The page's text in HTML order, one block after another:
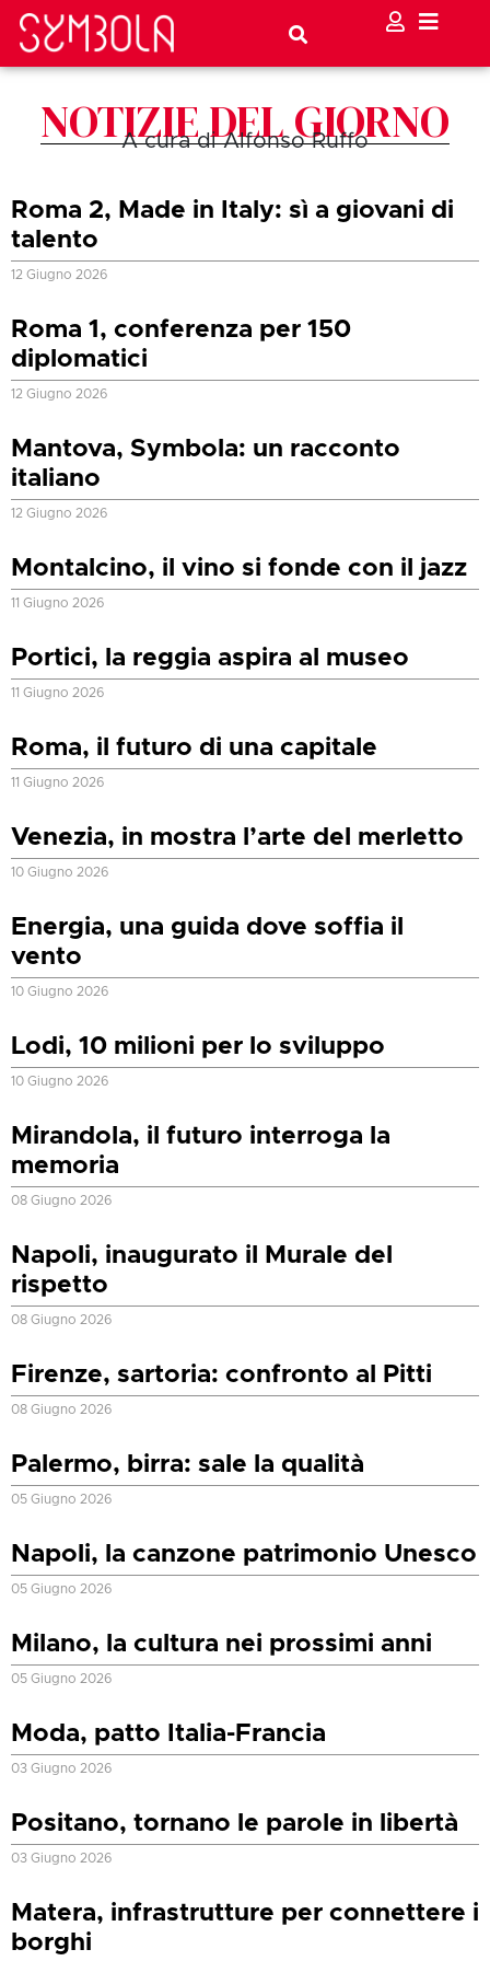
NOTIZIE DEL GIORNO
A cura di Alfonso Ruffo
Roma 2, Made in Italy: sì a giovani di
talento
12 Giugno 2026
Roma 1, conferenza per 150
diplomatici
12 Giugno 2026
Mantova, Symbola: un racconto
italiano
12 Giugno 2026
Montalcino, il vino si fonde con il jazz
11 Giugno 2026
Portici, la reggia aspira al museo
11 Giugno 2026
Roma, il futuro di una capitale
11 Giugno 2026
Venezia, in mostra l’arte del merletto
10 Giugno 2026
Energia, una guida dove soffia il
vento
10 Giugno 2026
Lodi, 10 milioni per lo sviluppo
10 Giugno 2026
Mirandola, il futuro interroga la
memoria
08 Giugno 2026
Napoli, inaugurato il Murale del
rispetto
08 Giugno 2026
Firenze, sartoria: confronto al Pitti
08 Giugno 2026
Palermo, birra: sale la qualità
05 Giugno 2026
Napoli, la canzone patrimonio Unesco
05 Giugno 2026
Milano, la cultura nei prossimi anni
05 Giugno 2026
Moda, patto Italia-Francia
03 Giugno 2026
Positano, tornano le parole in libertà
03 Giugno 2026
Matera, infrastrutture per connettere i
borghi